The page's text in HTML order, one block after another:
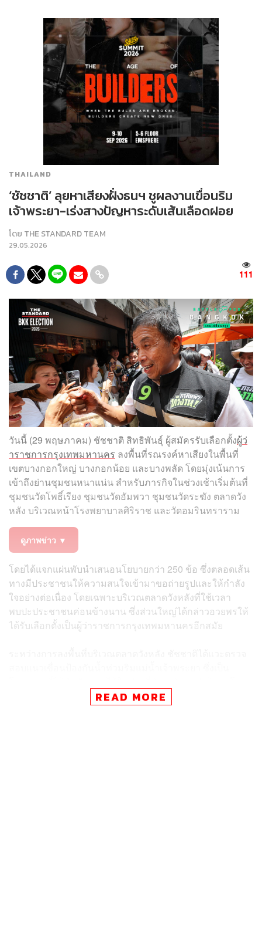
THAILAND
‘ชัชชาติ’ ลุยหาเสียงฝั่งธนฯ ชูผลงานเขื่อนริม
เจ้าพระยา-เร่งสางปัญหาระดับเส้นเลือดฝอย
โดย THE STANDARD TEAM
29.05.2026
111
วันนี้ (29 พฤษภาคม) ชัชชาติ สิทธิพันธุ์ ผู้สมัครรับเลือกตั้งผู้ว่
าราชการกรุงเทพมหานคร ลงพื้นที่รณรงค์หาเสียงในพื้นที่
เขตบางกอกใหญ่ บางกอกน้อย และบางพลัด โดยมุ่งเน้นการ
เข้าถึงย่านชุมชนหนาแน่น สำหรับภารกิจในช่วงเช้าเริ่มต้นที่
ชุมชนวัดโพธิ์เรียง ชุมชนวัดอัมพวา ชุมชนวัดระฆัง ตลาดวัง
หลัง บริเวณหน้าโรงพยาบาลศิริราช และวัดอมรินทราราม
ดูภาพข่าว ▼
โดยได้แจกแผ่นพับนำเสนอนโยบายกว่า 250 ข้อ ซึ่งตลอดเส้น
ทางมีประชาชนให้ความสนใจเข้ามาขอถ่ายรูปและให้กำลัง
ใจอย่างต่อเนื่อง โดยเฉพาะบริเวณตลาดวังหลังที่ใช้เวลา
พบปะประชาชนค่อนข้างนาน ซึ่งส่วนใหญ่ได้กล่าวอวยพรให้
ได้รับเลือกตั้งเป็นผู้ว่าราชการกรุงเทพมหานครอีกสมัย
ระบุว่า จุดดังกล่าวเป็นพื้นที่สำคัญที่ได้มีการเจรจาร่วมกับ
คนในชุมชนเพื่อก่อสร้างเขื่อนป้องกันน้ำท่วม
READ MORE